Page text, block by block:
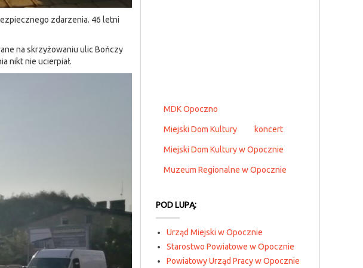
zdarzenia. 46 letni
na skrzyżowaniu ulic Bończy
nikt nie ucierpiał.
MDK Opoczno
Miejski Dom Kultury koncert
Miejski Dom Kultury w Opocznie
Muzeum Regionalne w Opocznie
POD LUPĄ:
Urząd Miejski w Opocznie
Starostwo Powiatowe w Opocznie
Powiatowy Urząd Pracy w Opocznie